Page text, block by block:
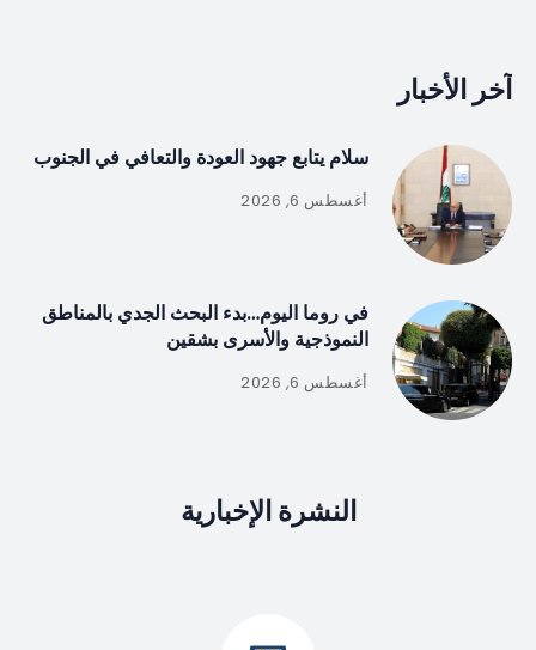
آخر الأخبار
سلام يتابع جهود العودة والتعافي في الجنوب
أغسطس 6, 2026
في روما اليوم…بدء البحث الجدي بالمناطق
النموذجية والأسرى بشقين
أغسطس 6, 2026
النشرة الإخبارية